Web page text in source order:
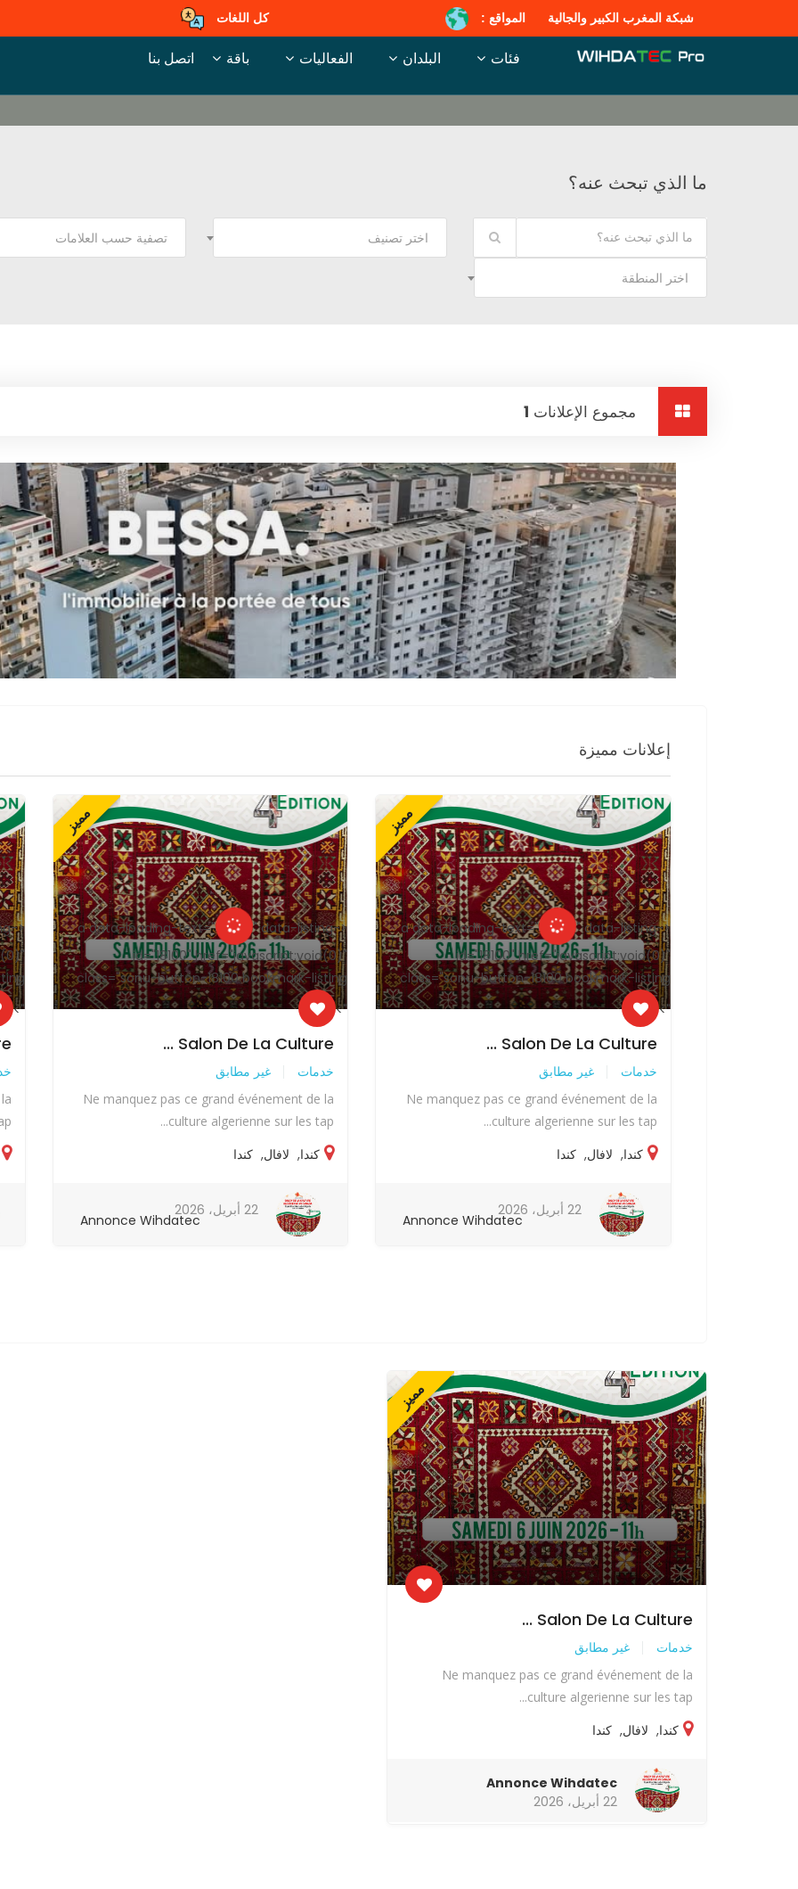
شبكة المغرب الكبير والجالية المواقع : كل اللغات
فئات البلدان الفعاليات باقة اتصل بنا
ما الذي تبحث عنه؟
اختر تصنيف تصفية حسب العلامات
اختر المنطقة
مجموع الإعلانات 1
إعلانات مميزة
مميز
<a data-loading-text="
" data-listing-
id="18100" href="javascript:void(0)"
class="sonu-button-18100 bookmark-listing
">
Salon De La Culture ...
خدمات غير مطابق
Ne manquez pas ce grand événement de la
culture algerienne sur les tap...
كندا, لافال, كندا
Annonce Wihdatec
22 أبريل، 2026
مميز
<a data-loading-text="
" data-listing-
id="18100" href="javascript:void(0)"
class="sonu-button-18100 bookmark-listing
">
Salon De La Culture ...
خدمات غير مطابق
Ne manquez pas ce grand événement de la
culture algerienne sur les tap...
كندا, لافال, كندا
Annonce Wihdatec
22 أبريل، 2026
<a data-loading-text="
">
مميز
Salon De La Culture ...
خدمات غير مطابق
Ne manquez pas ce grand événement de la
culture algerienne sur les tap...
كندا, لافال, كندا
Annonce Wihdatec
22 أبريل، 2026